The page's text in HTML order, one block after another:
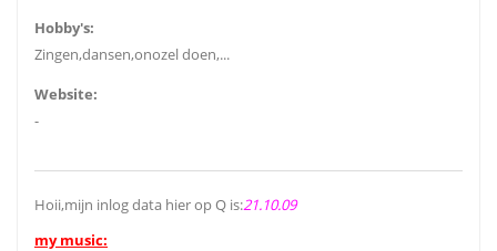
Hobby's:
Zingen,dansen,onozel doen,...
Website:
-
Hoii,mijn inlog data hier op Q is:21.10.09
my music: